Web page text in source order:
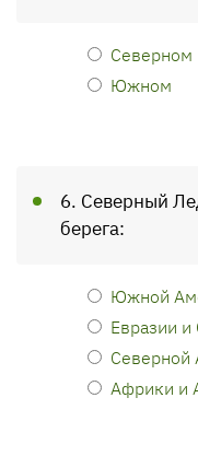
Северном
Южном
6. Северный
берега:
Южной
Евразии
Северной
Африки и